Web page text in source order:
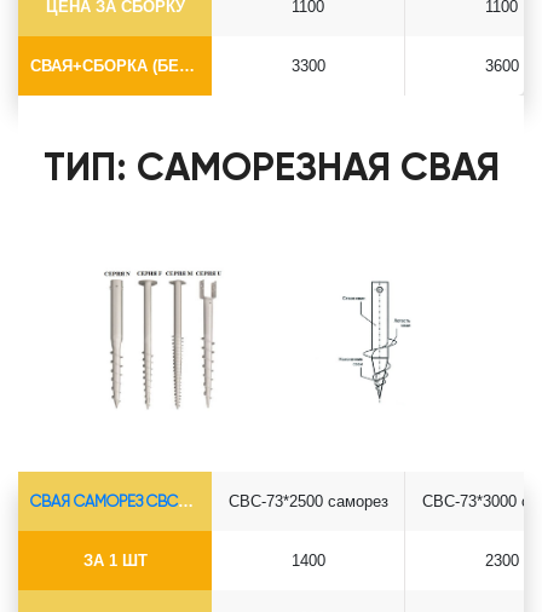
ЦЕНА ЗА СБОРКУ
СВАЯ+СБОРКА (БЕЗ ОГОЛОВКА)
1100
3300
1100
3600
ТИП: САМОРЕЗНАЯ СВАЯ
СВАЯ САМОРЕЗ СВС-Ø73*5.5
ЗА 1 ШТ
СВС-73*2500 саморез
1400
СВС-73*3000
2300